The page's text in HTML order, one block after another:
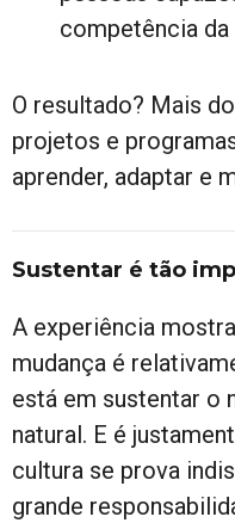
competência da
O resultado? Mais
projetos e
aprender, adaptar e
Sustentar é tão
A experiência
mudança é
está em sustentar o
natural. E é
cultura se prova
grande